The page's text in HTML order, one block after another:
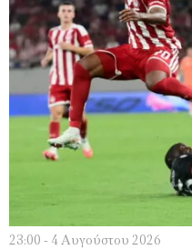
23:00 - 4 Αυγούστου 2026